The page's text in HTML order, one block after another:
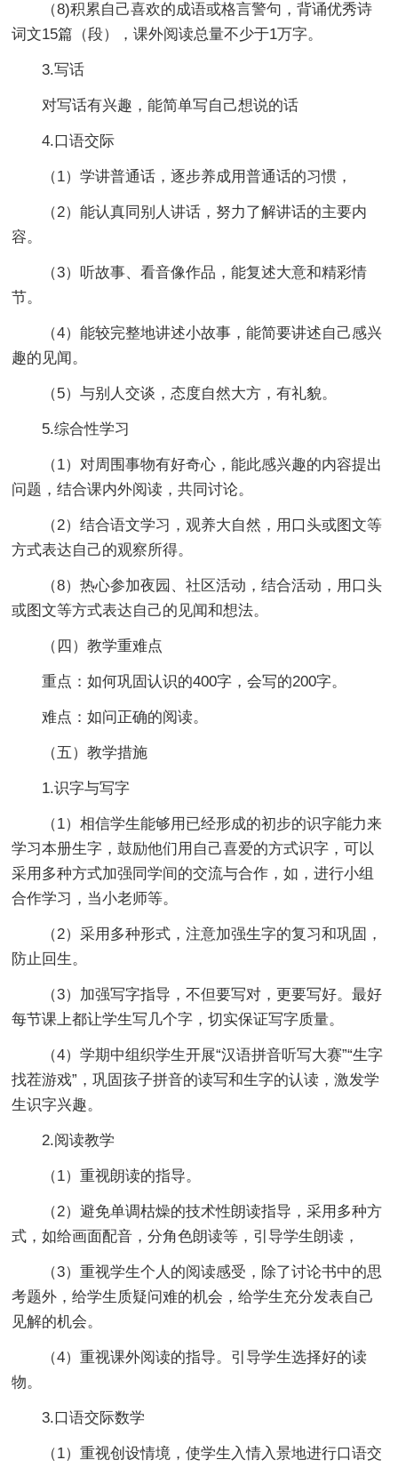
（8)积累自己喜欢的成语或格言警句，背诵优秀诗
词文15篇（段），课外阅读总量不少于1万字。
3.写话
对写话有兴趣，能简单写自己想说的话
4.口语交际
（1）学讲普通话，逐步养成用普通话的习惯，
（2）能认真同别人讲话，努力了解讲话的主要内
容。
（3）听故事、看音像作品，能复述大意和精彩情
节。
（4）能较完整地讲述小故事，能简要讲述自己感兴
趣的见闻。
（5）与别人交谈，态度自然大方，有礼貌。
5.综合性学习
（1）对周围事物有好奇心，能此感兴趣的内容提出
问题，结合课内外阅读，共同讨论。
（2）结合语文学习，观养大自然，用口头或图文等
方式表达自己的观察所得。
（8）热心参加夜园、社区活动，结合活动，用口头
或图文等方式表达自己的见闻和想法。
（四）教学重难点
重点：如何巩固认识的400字，会写的200字。
难点：如问正确的阅读。
（五）教学措施
1.识字与写字
（1）相信学生能够用已经形成的初步的识字能力来
学习本册生字，鼓励他们用自己喜爱的方式识字，可以
采用多种方式加强同学间的交流与合作，如，进行小组
合作学习，当小老师等。
（2）采用多种形式，注意加强生字的复习和巩固，
防止回生。
（3）加强写字指导，不但要写对，更要写好。最好
每节课上都让学生写几个字，切实保证写字质量。
（4）学期中组织学生开展“汉语拼音听写大赛”“生字
找茬游戏”，巩固孩子拼音的读写和生字的认读，激发学
生识字兴趣。
2.阅读教学
（1）重视朗读的指导。
（2）避免单调枯燥的技术性朗读指导，采用多种方
式，如给画面配音，分角色朗读等，引导学生朗读，
（3）重视学生个人的阅读感受，除了讨论书中的思
考题外，给学生质疑问难的机会，给学生充分发表自己
见解的机会。
（4）重视课外阅读的指导。引导学生选择好的读
物。
3.口语交际数学
（1）重视创设情境，使学生入情入景地进行口语交